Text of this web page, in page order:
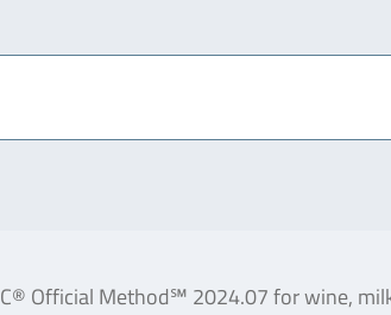
Official Method℠ 2024.07 for wine,